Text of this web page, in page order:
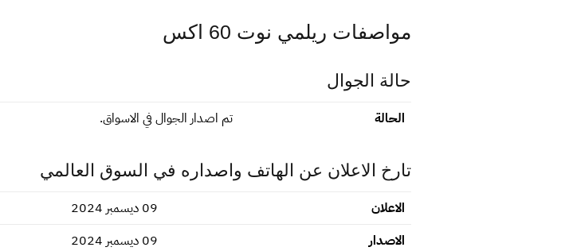
مواصفات ريلمي نوت 60 اكس
حالة الجوال
الحالة تم اصدار الجوال في الاسواق.
تارخ الاعلان عن الهاتف واصداره في السوق العالمي
الاعلان
09 ديسمبر 2024
الاصدار
09 ديسمبر 2024